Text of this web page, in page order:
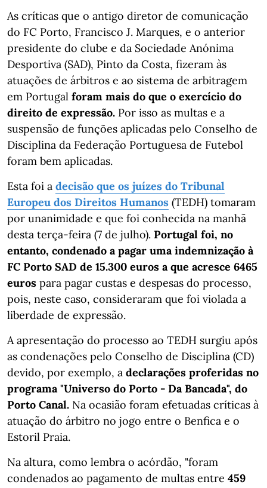
As críticas que o antigo diretor de comunicação
do FC Porto, Francisco J. Marques, e o anterior
presidente do clube e da Sociedade Anónima
Desportiva (SAD), Pinto da Costa, fizeram às
atuações de árbitros e ao sistema de arbitragem
em Portugal foram mais do que o exercício do
direito de expressão. Por isso as multas e a
suspensão de funções aplicadas pelo Conselho de
Disciplina da Federação Portuguesa de Futebol
foram bem aplicadas.
Esta foi a decisão que os juízes do Tribunal
Europeu dos Direitos Humanos (TEDH) tomaram
por unanimidade e que foi conhecida na manhã
desta terça-feira (7 de julho). Portugal foi, no
entanto, condenado a pagar uma indemnização à
FC Porto SAD de 15.300 euros a que acresce 6465
euros para pagar custas e despesas do processo,
pois, neste caso, consideraram que foi violada a
liberdade de expressão.
A apresentação do processo ao TEDH surgiu após
as condenações pelo Conselho de Disciplina (CD)
devido, por exemplo, a declarações proferidas no
programa "Universo do Porto - Da Bancada", do
Porto Canal. Na ocasião foram efetuadas críticas à
atuação do árbitro no jogo entre o Benfica e o
Estoril Praia.
Na altura, como lembra o acórdão, "foram
condenados ao pagamento de multas entre 459